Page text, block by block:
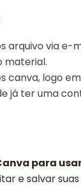
via e-
material.
canva, logo
já ter uma
para
e salvar